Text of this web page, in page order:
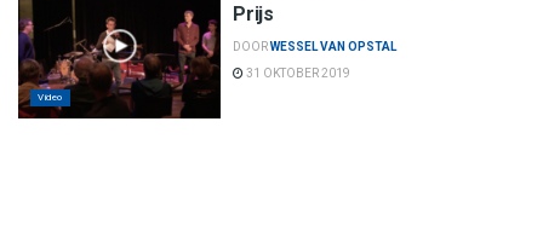
Video
Prijs
DOORWESSEL VAN OPSTAL
31 OKTOBER 2019